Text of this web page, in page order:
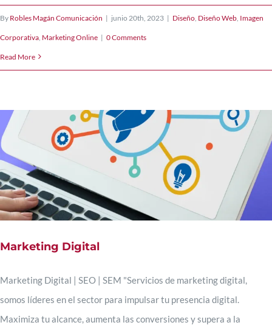
By Robles Magán Comunicación | junio 20th, 2023 | Diseño Diseño Web Imagen
Corporativa Marketing Online | 0 Comments
Read More
Marketing Digital
Marketing Digital | SEO | SEM "Servicios de marketing digital,
somos líderes en el sector para impulsar tu presencia digital.
Maximiza tu alcance, aumenta las conversiones y supera a la